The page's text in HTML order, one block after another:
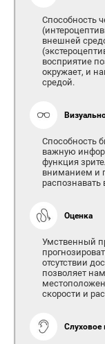
Способность
внешней
восприятие
окружает, и
средой.
Способность
важную
функция
вниманием и
Оценка
Умственный
отсутствии
позволяет
скорости и
Слуховое